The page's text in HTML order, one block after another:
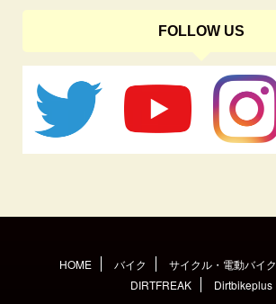
FOLLOW US
HOME バイク サイクル・電動バイク
DIRTFREAK
Dirtbikeplus